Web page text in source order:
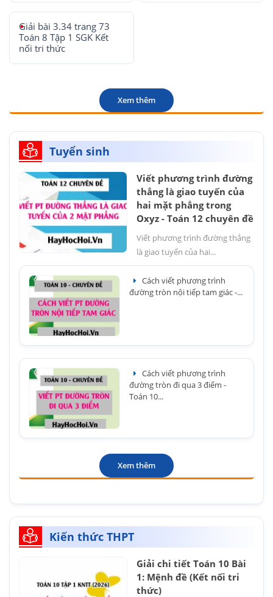
Giải bài 3.34 trang 73
Toán 8 Tập 1 SGK Kết
nối tri thức
Xem thêm
Tuyển sinh
Viết phương trình đường
thẳng là giao tuyến của
hai mặt phẳng trong
Oxyz - Toán 12 chuyên đề
Viết phương trình đường thẳng
là giao tuyến của hai...
Cách viết phương trình
đường tròn nội tiếp tam giác -...
Cách viết phương trình
đường tròn đi qua 3 điểm -
Toán 10...
Xem thêm
Kiến thức THPT
Giải chi tiết Toán 10 Bài
1: Mệnh đề (Kết nối tri
thức)